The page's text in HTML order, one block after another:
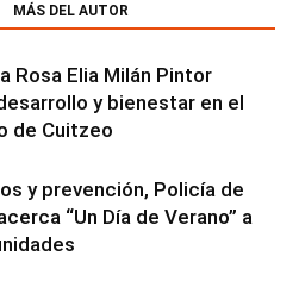
MÁS DEL AUTOR
Rosa Elia Milán Pintor
y bienestar en el
de Cuitzeo
y prevención, Policía de
“Un Día de Verano” a